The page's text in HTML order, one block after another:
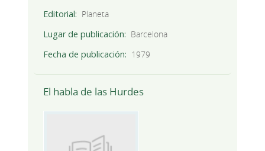
Editorial
Planeta
Lugar de publicación
Barcelona
Fecha de publicación
1979
El habla de las Hurdes